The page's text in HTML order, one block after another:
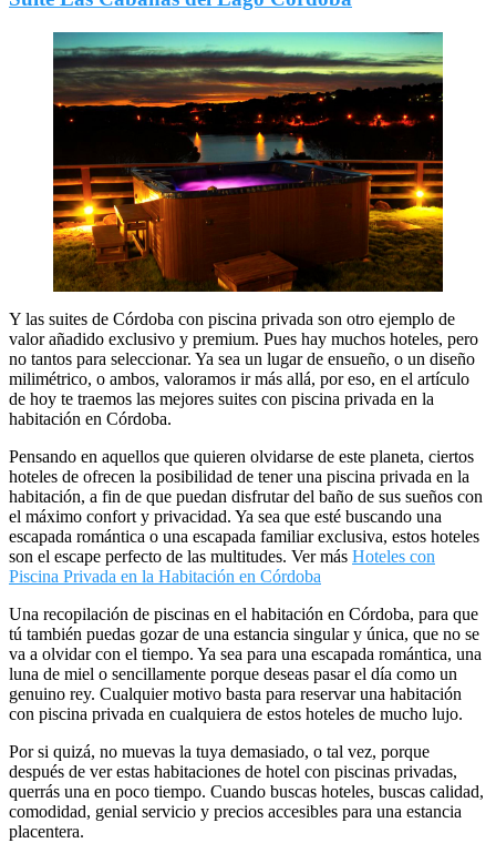
Y las suites de Córdoba con piscina privada son otro ejemplo de
valor añadido exclusivo y premium. Pues hay muchos hoteles, pero
no tantos para seleccionar. Ya sea un lugar de ensueño, o un diseño
milimétrico, o ambos, valoramos ir más allá, por eso, en el artículo
de hoy te traemos las mejores suites con piscina privada en la
habitación en Córdoba.
Pensando en aquellos que quieren olvidarse de este planeta, ciertos
hoteles de ofrecen la posibilidad de tener una piscina privada en la
habitación, a fin de que puedan disfrutar del baño de sus sueños con
el máximo confort y privacidad. Ya sea que esté buscando una
escapada romántica o una escapada familiar exclusiva, estos hoteles
son el escape perfecto de las multitudes. Ver más Hoteles con
Piscina Privada en la Habitación en Córdoba
Una recopilación de piscinas en el habitación en Córdoba, para que
tú también puedas gozar de una estancia singular y única, que no se
va a olvidar con el tiempo. Ya sea para una escapada romántica, una
luna de miel o sencillamente porque deseas pasar el día como un
genuino rey. Cualquier motivo basta para reservar una habitación
con piscina privada en cualquiera de estos hoteles de mucho lujo.
Por si quizá, no muevas la tuya demasiado, o tal vez, porque
después de ver estas habitaciones de hotel con piscinas privadas,
querrás una en poco tiempo. Cuando buscas hoteles, buscas calidad,
comodidad, genial servicio y precios accesibles para una estancia
placentera.